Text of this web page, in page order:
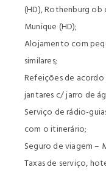
(HD), Rothenburg ob
Munique (HD);
Alojamento com
similares;
Refeições de
jantares c/ jarro de
Serviço de rádio-
com o itinerário;
Seguro de viagem –
Taxas de serviço,